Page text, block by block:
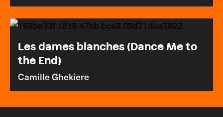
Les dames blanches (Dance Me to
the End)
Camille Ghekiere